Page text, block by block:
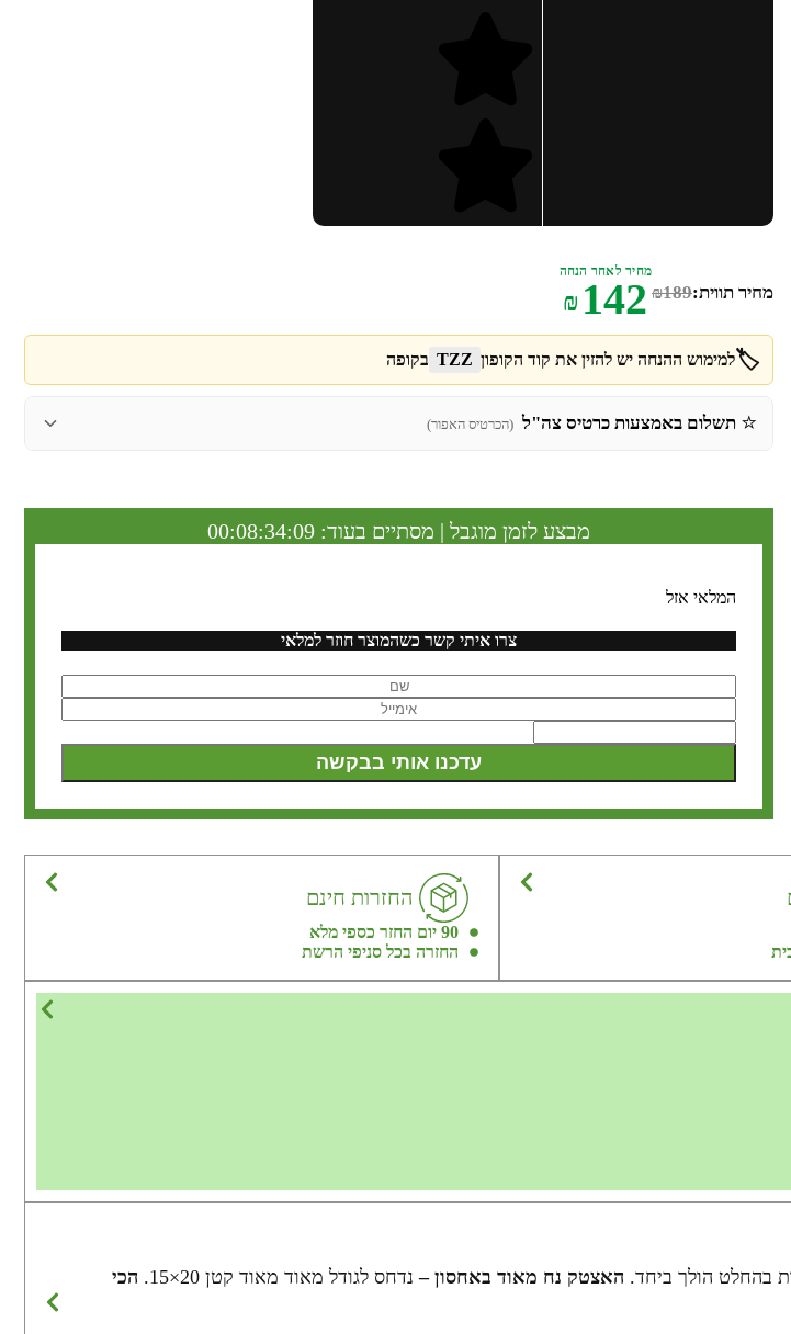
מחיר תווית: ₪189
מחיר לאחר הנחה
₪ 142
🏷️למימוש ההנחה יש להזין את קוד הקופון TZZ בקופה
⭐ תשלום באמצעות כרטיס צה"ל (הכרטיס האפור)
מבצע לזמן מוגבל | מסתיים בעוד: 00:08:34:08
המלאי אזל
צרו איתי קשר כשהמוצר חוזר למלאי
החזרות חינם
90 יום החזר כספי מלא
החזרה בכל סניפי הרשת
בהחלט הולך ביחד. האצטק נח מאוד באחסון –נדחס לגודל מאוד מאוד קטן 20×15.
הכי